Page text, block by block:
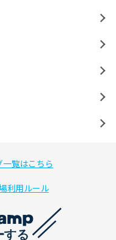
覧はこちら
利用ルール